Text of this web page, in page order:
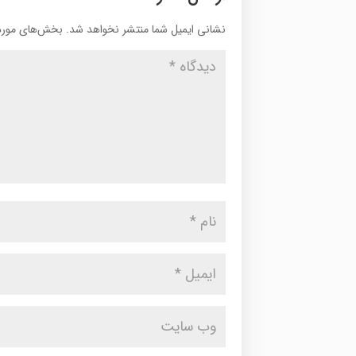
نشانی ایمیل شما منتشر نخواهد شد. بخش‌های